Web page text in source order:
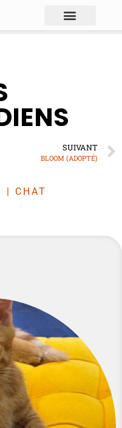
SUIVANT
BLOOM (ADOPTÉ)
| CHAT